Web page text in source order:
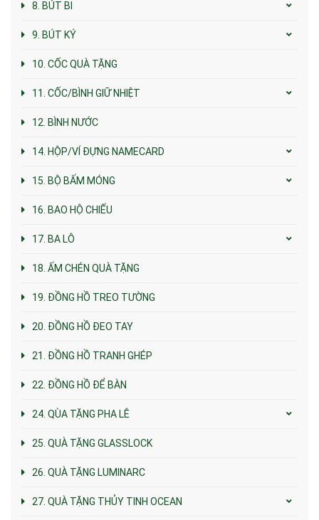
8. BÚT BI
9. BÚT KÝ
10. CỐC QUÀ TẶNG
11. CỐC/BÌNH GIỮ NHIỆT
12. BÌNH NƯỚC
14. HỘP/VÍ ĐỰNG NAMECARD
15. BỘ BẤM MÓNG
16. BAO HỘ CHIẾU
17. BA LÔ
18. ẤM CHÉN QUÀ TẶNG
19. ĐỒNG HỒ TREO TƯỜNG
20. ĐỒNG HỒ ĐEO TAY
21. ĐỒNG HỒ TRANH GHÉP
22. ĐỒNG HỒ ĐỂ BÀN
24. QÙA TẶNG PHA LÊ
25. QUÀ TẶNG GLASSLOCK
26. QUÀ TẶNG LUMINARC
27. QUÀ TẶNG THỦY TINH OCEAN